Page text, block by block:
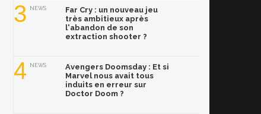
3 NEWS
Far Cry : un nouveau jeu
très ambitieux après
l'abandon de son
extraction shooter ?
4 NEWS
Avengers Doomsday : Et si
Marvel nous avait tous
induits en erreur sur
Doctor Doom ?